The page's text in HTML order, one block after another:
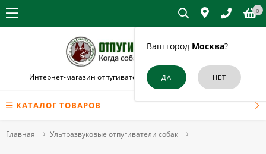
Ваш город Москва?
0
Интернет-магазин отпугивателей собак и кошек в Асбесте
КАТАЛОГ ТОВАРОВ
Главная Ультразвуковые отпугиватели собак